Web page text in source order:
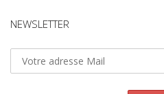
NEWSLETTER